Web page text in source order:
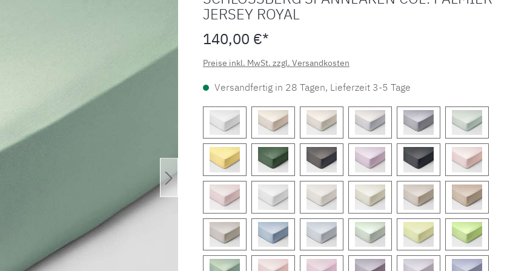
JERSEY ROYAL
140,00 €*
Preise inkl. MwSt. zzgl. Versandkosten
Versandfertig in 28 Tagen, Lieferzeit 3-5 Tage